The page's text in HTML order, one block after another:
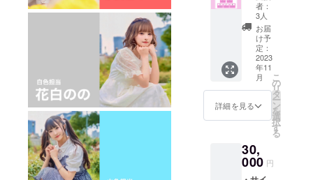
ビュー
ライブ
当日物
販優先
券（デ
ビュー
ライブ
当日に
お渡し
※デ
ビュー
ライブ
援者の
希望日
はメー
ルでヒ
アリン
グし、
開催。
・クラ
ファン
オリジ
ナルブ
ド4枚
・推し
からの
者：
3人
お届
け予
定：
2023
年11
月
詳細を見る
こ
の
リ
タ
ー
ン
を
選
択
す
る
30,
000 円